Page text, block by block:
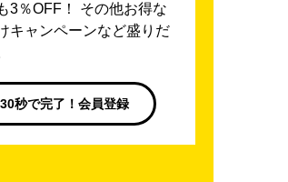
3％OFF！ その他お得な
キャンペーンなど盛りだ
30秒で完了！会員登録